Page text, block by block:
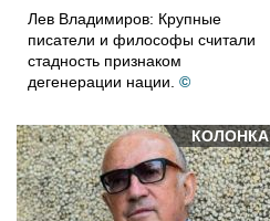
Лев Владимиров: Крупные
писатели и философы считали
стадность признаком
дегенерации нации. ©
КОЛОНКА